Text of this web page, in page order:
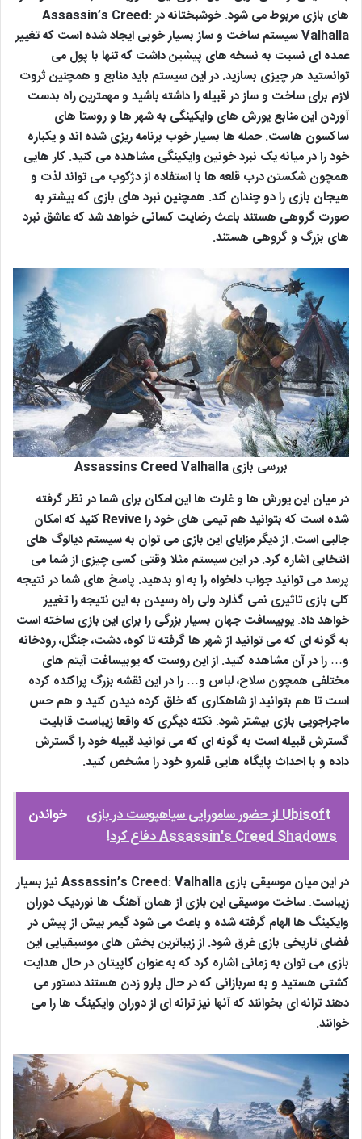
های بازی مربوط می شود. خوشبختانه در Assassin’s Creed:
Valhalla سیستم ساخت و ساز بسیار خوبی ایجاد شده است که تغییر
عمده ای نسبت به نسخه های پیشین داشت که تنها با پول می
توانستید هر چیزی بسازید. در این سیستم باید منابع و همچنین ثروت
لازم برای ساخت و ساز در قبیله را داشته باشید و مهمترین راه بدست
آوردن این منابع یورش های وایکینگی به شهر ها و روستا های
ساکسون هاست. حمله ها بسیار خوب برنامه ریزی شده اند و یکباره
خود را در میانه یک نبرد خونین وایکینگی مشاهده می کنید. کار هایی
همچون شکستن درب قلعه ها با استفاده از دژکوب می تواند لذت و
هیجان بازی را دو چندان کند. همچنین نبرد های بازی که بیشتر به
صورت گروهی هستند باعث رضایت کسانی خواهد شد که عاشق نبرد
های بزرگ و گروهی هستند.
بررسی بازی Assassins Creed Valhalla
در میان این یورش ها و غارت ها این امکان برای شما در نظر گرفته
شده است که بتوانید هم تیمی های خود را Revive کنید که امکان
جالبی است. از دیگر مزایای این بازی می توان به سیستم دیالوگ های
انتخابی اشاره کرد. در این سیستم مثلا وقتی کسی چیزی از شما می
پرسد می توانید جواب دلخواه را به او بدهید. پاسخ های شما در نتیجه
کلی بازی تاثیری نمی گذارد ولی راه رسیدن به این نتیجه را تغییر
خواهد داد. یوبیسافت جهان بسیار بزرگی را برای این بازی ساخته است
به گونه ای که می توانید از شهر ها گرفته تا کوه، دشت، جنگل، رودخانه
و… را در آن مشاهده کنید. از این روست که یوبیسافت آیتم های
مختلفی همچون سلاح، لباس و… را در این نقشه بزرگ پراکنده کرده
است تا هم بتوانید از شاهکاری که خلق کرده دیدن کنید و هم حس
ماجراجویی بازی بیشتر شود. نکته دیگری که واقعا زیباست قابلیت
گسترش قبیله است به گونه ای که می توانید قبیله خود را گسترش
داده و با احداث پایگاه هایی قلمرو خود را مشخص کنید.
خواندن
Ubisoft از حضور سامورایی سیاهپوست در بازی
Assassin's Creed Shadows دفاع کرد!
در این میان موسیقی بازی Assassin’s Creed: Valhalla نیز بسیار
زیباست. ساخت موسیقی این بازی از همان آهنگ ها نوردیک دوران
وایکینگ ها الهام گرفته شده و باعث می شود گیمر بیش از پیش در
فضای تاریخی بازی غرق شود. از زیباترین بخش های موسیقیایی این
بازی می توان به زمانی اشاره کرد که به عنوان کاپیتان در حال هدایت
کشتی هستید و به سربازانی که در حال پارو زدن هستند دستور می
دهند ترانه ای بخوانند که آنها نیز ترانه ای از دوران وایکینگ ها را می
خوانند.